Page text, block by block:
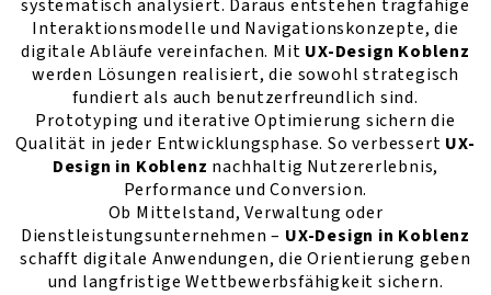
systematisch analysiert. Daraus entstehen tragfähige
Interaktionsmodelle und Navigationskonzepte, die
digitale Abläufe vereinfachen. Mit UX-Design Koblenz
werden Lösungen realisiert, die sowohl strategisch
fundiert als auch benutzerfreundlich sind.
Prototyping und iterative Optimierung sichern die
Qualität in jeder Entwicklungsphase. So verbessert UX-
Design in Koblenz nachhaltig Nutzererlebnis,
Performance und Conversion.
Ob Mittelstand, Verwaltung oder
Dienstleistungsunternehmen – UX-Design in Koblenz
schafft digitale Anwendungen, die Orientierung geben
und langfristige Wettbewerbsfähigkeit sichern.